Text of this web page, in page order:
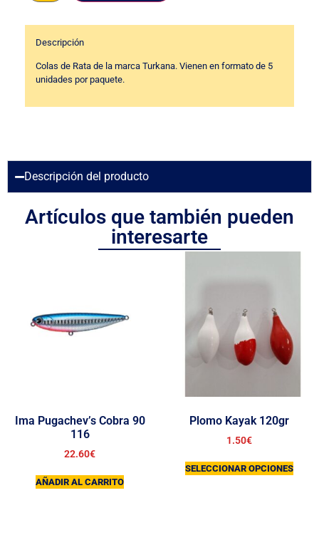
Descripción
Colas de Rata de la marca Turkana. Vienen en formato de 5
unidades por paquete.
Descripción del producto
Artículos que también pueden
interesarte
Ima Pugachev’s Cobra 90
116
22.60€
AÑADIR AL CARRITO
Plomo Kayak 120gr
1.50€
SELECCIONAR OPCIONES